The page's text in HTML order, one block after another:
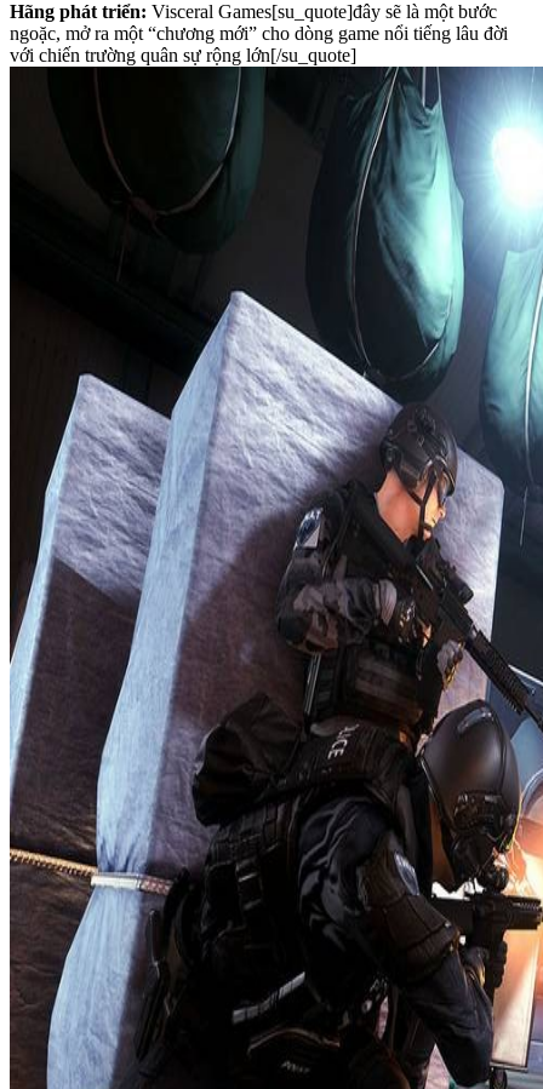
Hãng phát triển: Visceral Games[su_quote]đây sẽ là một bước
ngoặc, mở ra một “chương mới” cho dòng game nổi tiếng lâu đời
với chiến trường quân sự rộng lớn[/su_quote]